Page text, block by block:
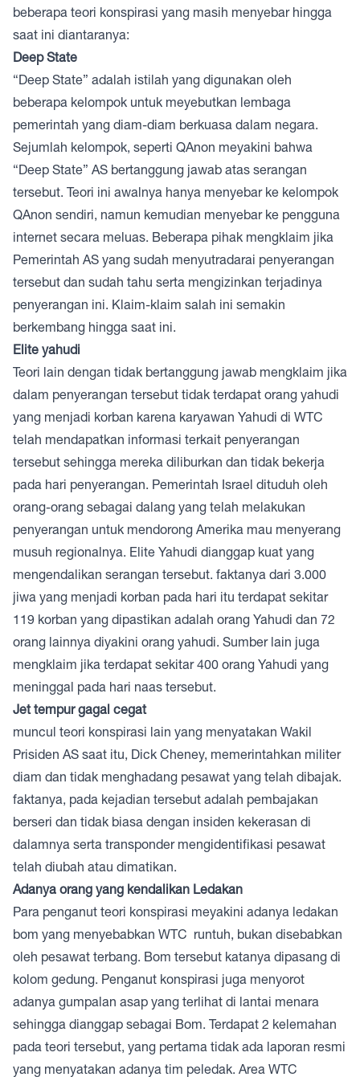
beberapa teori konspirasi yang masih menyebar hingga
saat ini diantaranya:
Deep State
“Deep State” adalah istilah yang digunakan oleh
beberapa kelompok untuk meyebutkan lembaga
pemerintah yang diam-diam berkuasa dalam negara.
Sejumlah kelompok, seperti QAnon meyakini bahwa
“Deep State” AS bertanggung jawab atas serangan
tersebut. Teori ini awalnya hanya menyebar ke kelompok
QAnon sendiri, namun kemudian menyebar ke pengguna
internet secara meluas. Beberapa pihak mengklaim jika
Pemerintah AS yang sudah menyutradarai penyerangan
tersebut dan sudah tahu serta mengizinkan terjadinya
penyerangan ini. Klaim-klaim salah ini semakin
berkembang hingga saat ini.
Elite yahudi
Teori lain dengan tidak bertanggung jawab mengklaim jika
dalam penyerangan tersebut tidak terdapat orang yahudi
yang menjadi korban karena karyawan Yahudi di WTC
telah mendapatkan informasi terkait penyerangan
tersebut sehingga mereka diliburkan dan tidak bekerja
pada hari penyerangan. Pemerintah Israel dituduh oleh
orang-orang sebagai dalang yang telah melakukan
penyerangan untuk mendorong Amerika mau menyerang
musuh regionalnya. Elite Yahudi dianggap kuat yang
mengendalikan serangan tersebut. faktanya dari 3.000
jiwa yang menjadi korban pada hari itu terdapat sekitar
119 korban yang dipastikan adalah orang Yahudi dan 72
orang lainnya diyakini orang yahudi. Sumber lain juga
mengklaim jika terdapat sekitar 400 orang Yahudi yang
meninggal pada hari naas tersebut.
Jet tempur gagal cegat
muncul teori konspirasi lain yang menyatakan Wakil
Prisiden AS saat itu, Dick Cheney, memerintahkan militer
diam dan tidak menghadang pesawat yang telah dibajak.
faktanya, pada kejadian tersebut adalah pembajakan
berseri dan tidak biasa dengan insiden kekerasan di
dalamnya serta transponder mengidentifikasi pesawat
telah diubah atau dimatikan.
Adanya orang yang kendalikan Ledakan
Para penganut teori konspirasi meyakini adanya ledakan
bom yang menyebabkan WTC runtuh, bukan disebabkan
oleh pesawat terbang. Bom tersebut katanya dipasang di
kolom gedung. Penganut konspirasi juga menyorot
adanya gumpalan asap yang terlihat di lantai menara
sehingga dianggap sebagai Bom. Terdapat 2 kelemahan
pada teori tersebut, yang pertama tidak ada laporan resmi
yang menyatakan adanya tim peledak. Area WTC